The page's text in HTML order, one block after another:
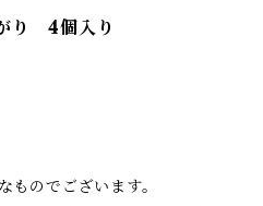
り 4個入り
ものでございます。